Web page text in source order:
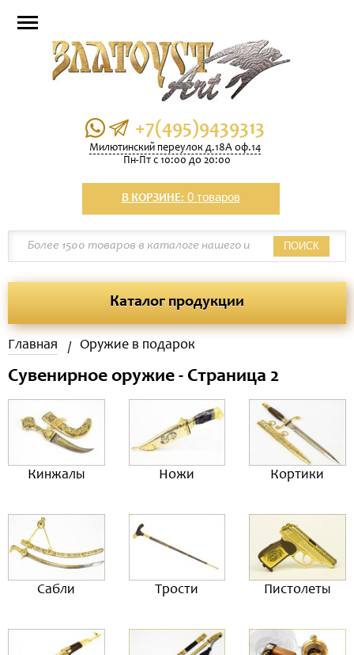
+7(495)9439313
Милютинский переулок д.18А оф.14
Пн-Пт с 10:00 до 20:00
В КОРЗИНЕ: 0 товаров
ПОИСК
Каталог продукции
Главная Оружие в подарок
Сувенирное оружие - Страница 2
Кинжалы Ножи Кортики
Сабли Трости Пистолеты